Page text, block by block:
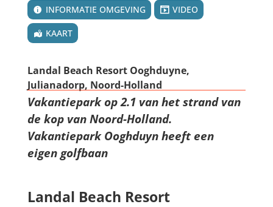
INFORMATIE OMGEVING VIDEO
KAART
Landal Beach Resort Ooghduyne,
Julianadorp, Noord-Holland
Vakantiepark op 2.1 van het strand van
de kop van Noord-Holland.
Vakantiepark Ooghduyn heeft een
eigen golfbaan
Landal Beach Resort